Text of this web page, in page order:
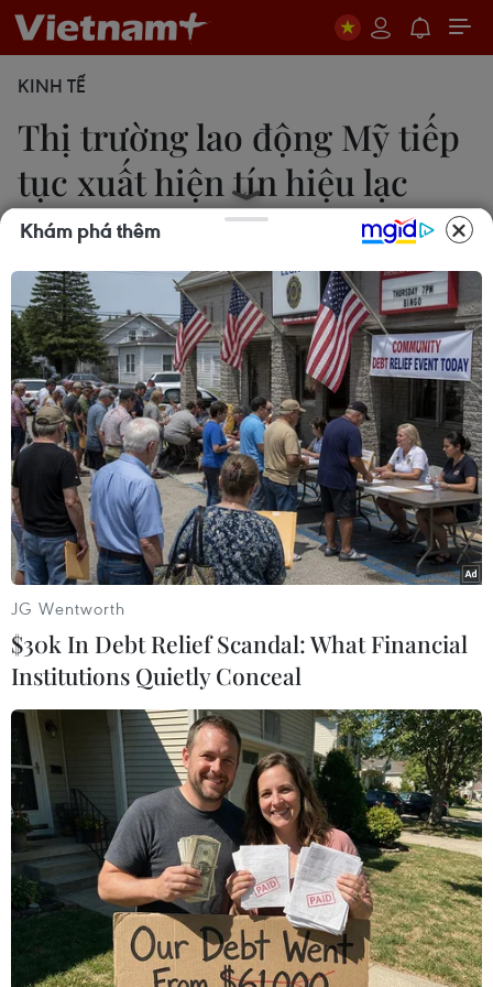
KINH TẾ
Thị trường lao động Mỹ tiếp
tục xuất hiện tín hiệu lạc
quan
11/11/2016 09:06
Thị trường lao động Mỹ đã ghi nhận 88 tuần liên
tiếp có số đơn xin hưởng trợ cấp thất nghiệp dưới
mức 300.000 đơn, chuỗi thời gian dài nhất kể từ
năm 1970.
Xếp hàng nộp đơn xin việc tại New York. (Nguồn: Getty Images)
Theo số liệu vừa được Bộ Lao động Mỹ công bố
ngày 10/11, số đơn xin hưởng trợ cấp thất
nghiệp của nước này trong tuần kết thúc vào
ngày 5/11 đã giảm 11.000 xuống mức mới được
điều chỉnh theo mùa là 254.000 đơn, thấp hơn
Khám phá thêm
JG Wentworth
$30k In Debt Relief Scandal: What Financial
Institutions Quietly Conceal